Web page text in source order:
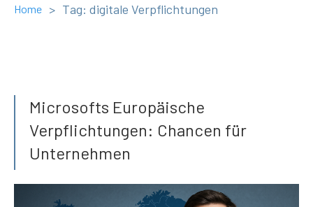
Home > Tag: digitale Verpflichtungen
Microsofts Europäische
Verpflichtungen: Chancen für
Unternehmen